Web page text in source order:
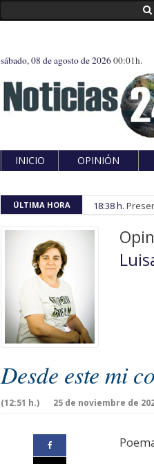
sábado, 08 de agosto de 202600:01h.
INICIO OPINIÓN
ÚLTIMA HORA 18:38 h.
Desde este mi
25 de noviembre de
(12:51 h.)